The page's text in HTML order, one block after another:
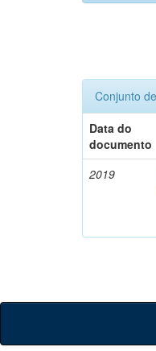
Conjunto
Data do
documento
2019